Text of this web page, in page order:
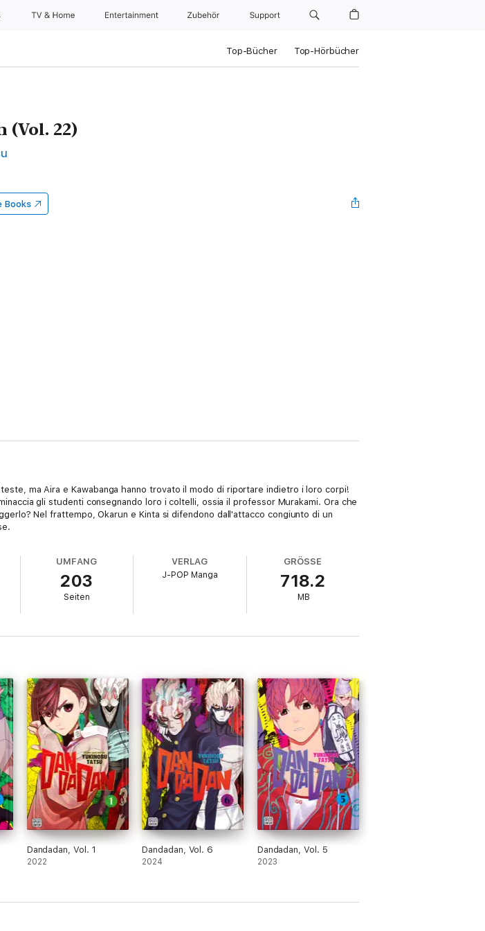
TV & Home Entertainment Zubehör Support
Top-Bücher Top-Hörbücher
(Vol. 22)
Books
ma Aira e Kawabanga hanno trovato il modo di riportare indietro i loro corpi!
gli studenti consegnando loro i coltelli, ossia il professor Murakami. Ora che
Nel frattempo, Okarun e Kinta si difendono dall'attacco congiunto di un
UMFANG
203
Seiten
VERLAG
J-POP Manga
GRÖSSE
718.2
MB
Dandadan, Vol. 1
2022
Dandadan, Vol. 6
2024
Dandadan, Vol. 5
2023